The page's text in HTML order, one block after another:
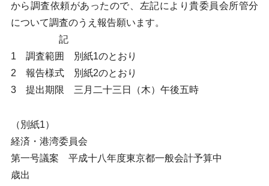
から調査依頼があったので、左記により貴委員会所管分
について調査のうえ報告願います。
記
1 調査範囲 別紙1のとおり
2 報告様式 別紙2のとおり
3 提出期限 三月二十三日（木）午後五時
（別紙1）
経済・港湾委員会
第一号議案 平成十八年度東京都一般会計予算中
歳出